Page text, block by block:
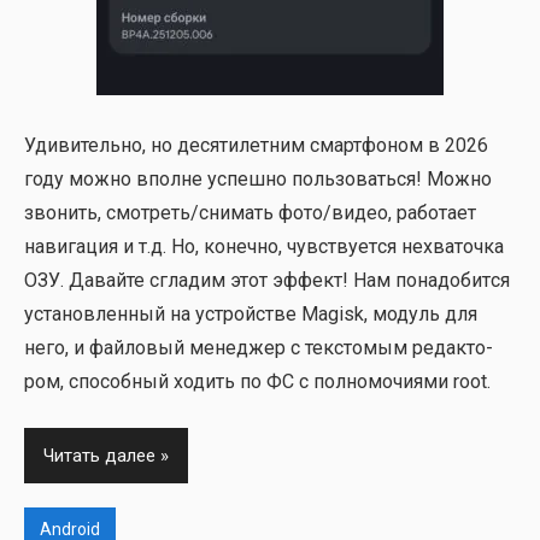
Уди­ви­тель­но, но деся­ти­лет­ним смарт­фо­ном в 2026
году мож­но вполне успеш­но поль­зо­вать­ся! Мож­но
зво­нить, смотреть/снимать фото/видео, рабо­та­ет
нави­га­ция и т.д. Но, конеч­но, чув­ству­ет­ся нехва­точ­ка
ОЗУ. Давай­те сгла­дим этот эффект! Нам пона­до­бит­ся
уста­нов­лен­ный на устрой­стве Magisk, модуль для
него, и фай­ло­вый мене­джер с тек­сто­мым редак­то­
ром, спо­соб­ный ходить по ФС с пол­но­мо­чи­я­ми root.
Читать далее
Android